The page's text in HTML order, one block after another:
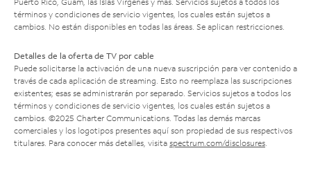
términos y condiciones de servicio vigentes, los cuales están sujetos a
cambios. No están disponibles en todas las áreas. Se aplican restricciones.
Detalles de la oferta de TV por cable
Puede solicitarse la activación de una nueva suscripción para ver contenido a
través de cada aplicación de streaming. Esto no reemplaza las suscripciones
existentes; esas se administrarán por separado. Servicios sujetos a todos los
términos y condiciones de servicio vigentes, los cuales están sujetos a
cambios. ©2025 Charter Communications. Todas las demás marcas
comerciales y los logotipos presentes aquí son propiedad de sus respectivos
titulares. Para conocer más detalles, visita spectrum.com/disclosures